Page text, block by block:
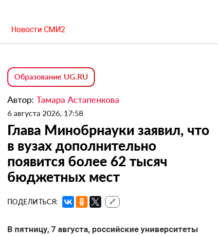
Новости СМИ2
Образование UG.RU
Автор: Тамара Астапенкова
6 августа 2026, 17:58
Глава Минобрнауки заявил, что
в вузах дополнительно
появится более 62 тысяч
бюджетных мест
ПОДЕЛИТЬСЯ: 🔗
В пятницу, 7 августа, российские университеты